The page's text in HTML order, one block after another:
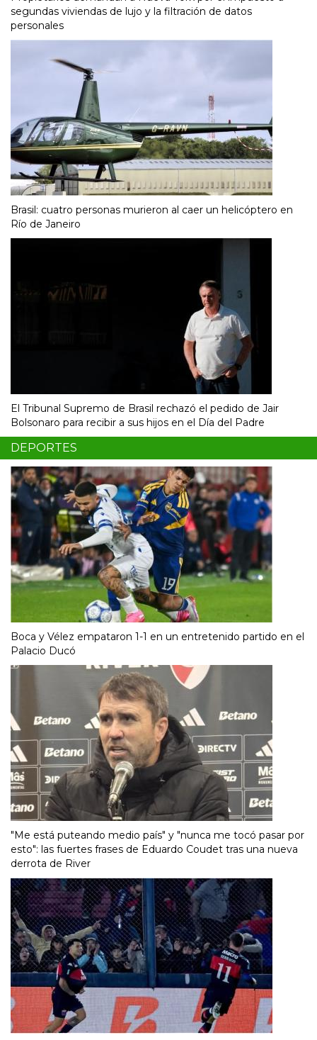
segundas viviendas de lujo y la filtración de datos
personales
Brasil: cuatro personas murieron al caer un helicóptero en
Río de Janeiro
El Tribunal Supremo de Brasil rechazó el pedido de Jair
Bolsonaro para recibir a sus hijos en el Día del Padre
DEPORTES
Boca y Vélez empataron 1-1 en un entretenido partido en el
Palacio Ducó
"Me está puteando medio país" y "nunca me tocó pasar por
esto": las fuertes frases de Eduardo Coudet tras una nueva
derrota de River